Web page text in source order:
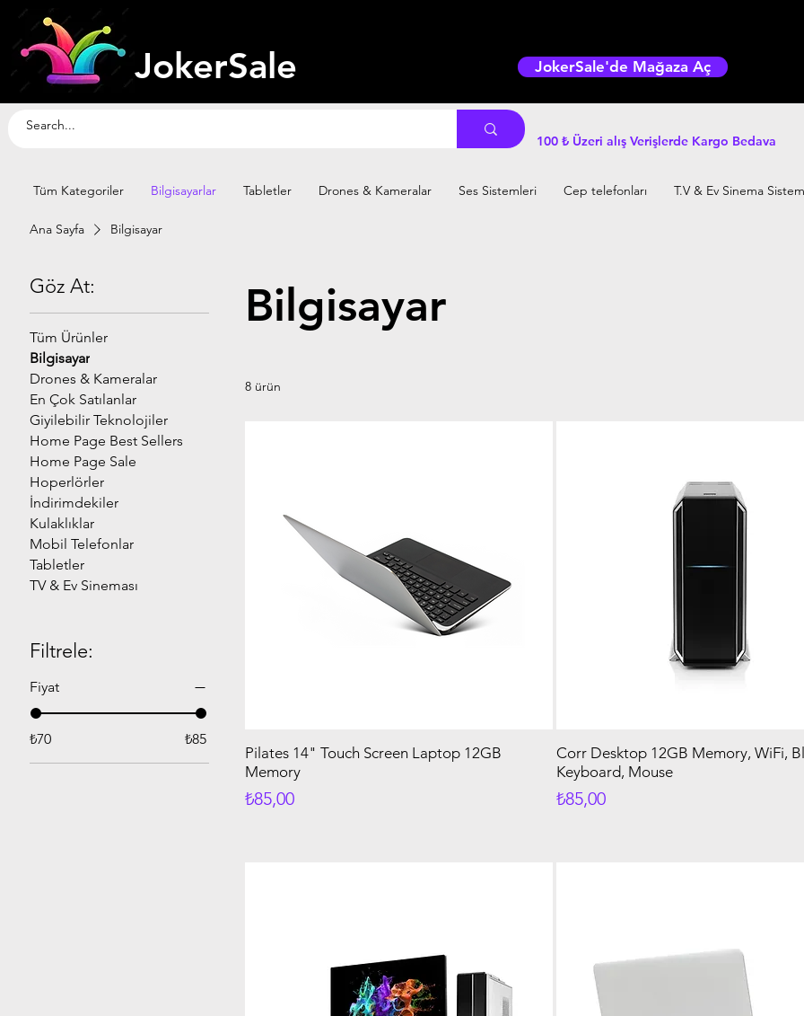
JokerSale JokerSale'de Mağaza Aç
100 ₺ Üzeri alış Verişlerde Kargo Bedava
Tüm Kategoriler Bilgisayarlar Tabletler Drones & Kameralar Ses Sistemleri Cep telefonları T.V & Ev Sinema
Ana Sayfa Bilgisayar
Göz At:
Tüm Ürünler
Bilgisayar
Drones & Kameralar
En Çok Satılanlar
Giyilebilir Teknolojiler
Home Page Best Sellers
Home Page Sale
Hoperlörler
İndirimdekiler
Kulaklıklar
Mobil Telefonlar
Tabletler
TV & Ev Sineması
Filtrele:
Fiyat
₺70 ₺85
Bilgisayar
8 ürün
Pilates 14" Touch Screen Laptop 12GB
Memory
Fiyat
₺85,00
Corr Desktop 12GB Memory, WiFi,
Keyboard, Mouse
Fiyat
₺85,00